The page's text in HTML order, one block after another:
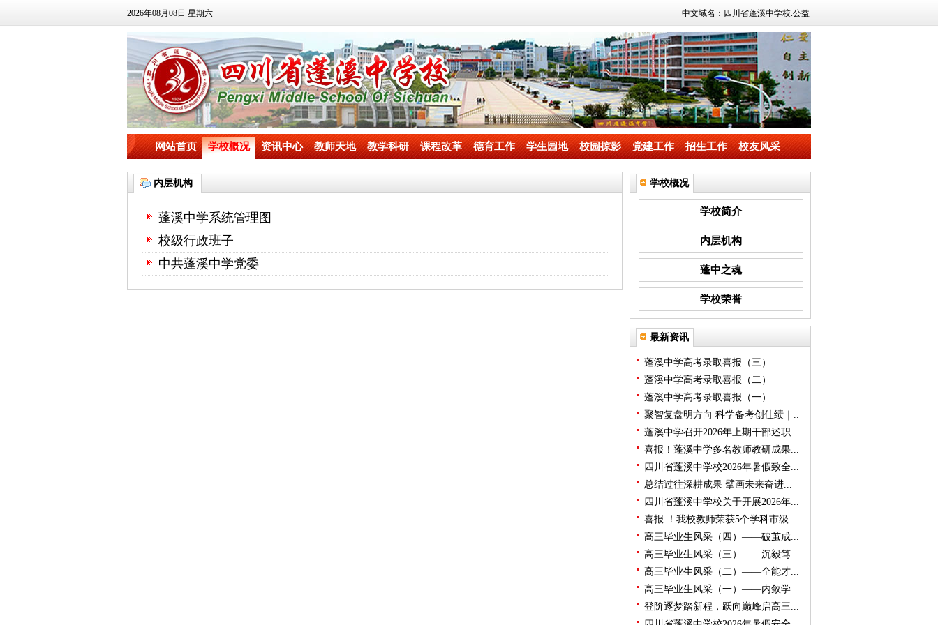
2026年08月08日 星期六 中文域名：四川省蓬溪中学校.公益
网站首页 学校概况 资讯中心 教师天地 教学科研 课程改革 德育工作 学生园地 校园掠影 党建工作 招生工作 校友风采
内层机构
蓬溪中学系统管理图
校级行政班子
中共蓬溪中学党委
学校概况
学校简介
内层机构
蓬中之魂
学校荣誉
最新资讯
蓬溪中学高考录取喜报（三）
蓬溪中学高考录取喜报（二）
蓬溪中学高考录取喜报（一）
聚智复盘明方向 科学备考创佳绩｜..
蓬溪中学召开2026年上期干部述职...
喜报！蓬溪中学多名教师教研成果...
四川省蓬溪中学校2026年暑假致全...
总结过往深耕成果 擘画未来奋进...
四川省蓬溪中学校关于开展2026年...
喜报 ！我校教师荣获5个学科市级...
高三毕业生风采（四）——破茧成...
高三毕业生风采（三）——沉毅笃...
高三毕业生风采（二）——全能才...
高三毕业生风采（一）——内敛学...
登阶逐梦踏新程，跃向巅峰启高三...